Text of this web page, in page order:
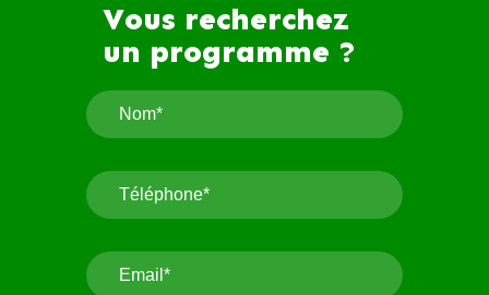
Vous recherchez
un programme ?